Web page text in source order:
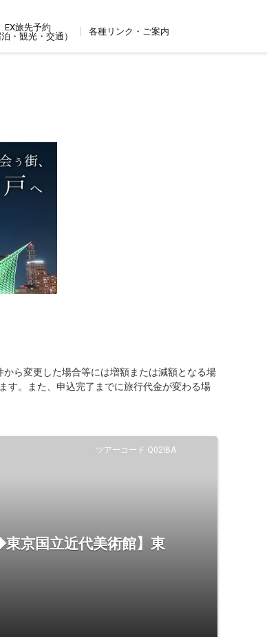
EX旅先予約
泊・観光・交通）
各種リンク・ご案内
ら変更した場合等には増額または減額となる場
す。また、申込完了までに旅行代金が変わる場
ツアーコード Q02IBA
京国立近代美術館】東